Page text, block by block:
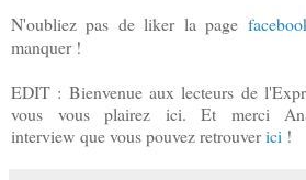
N'oubliez pas de liker la page
manquer !
EDIT : Bienvenue aux lecteurs de
vous vous plairez ici. Et merci
interview que vous pouvez retrouverici !